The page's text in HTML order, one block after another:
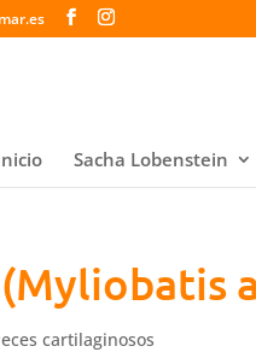
Sacha Lobenstein
cartilaginosos